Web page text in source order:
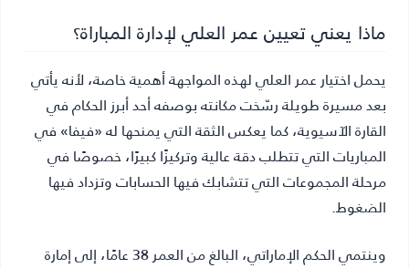
ماذا يعني تعيين عمر العلي لإدارة المباراة؟
يحمل اختيار عمر العلي لهذه المواجهة أهمية خاصة، لأنه يأتي
بعد مسيرة طويلة رسّخت مكانته بوصفه أحد أبرز الحكام في
القارة الآسيوية، كما يعكس الثقة التي يمنحها له «فيفا» في
المباريات التي تتطلب دقة عالية وتركيزًا كبيرًا، خصوصًا في
مرحلة المجموعات التي تتشابك فيها الحسابات وتزداد فيها
الضغوط.
وينتمي الحكم الإماراتي، البالغ من العمر 38 عامًا، إلى إمارة